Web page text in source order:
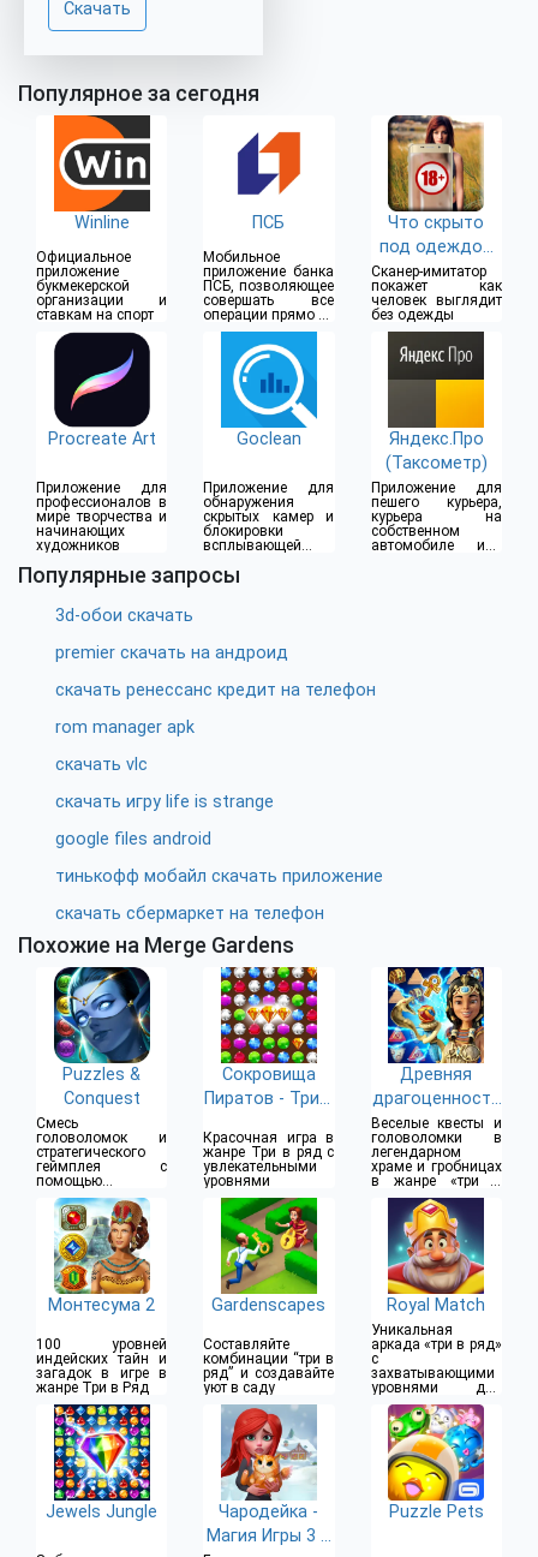
Скачать
Популярное за сегодня
Winline
Официальное
приложение
букмекерской
организации и
ставкам на спорт
ПСБ
Мобильное
приложение банка
ПСБ, позволяющее
совершать все
операции прямо из
дома
Что скрыто
под одеждой
(18+)
Сканер-имитатор
покажет как
человек выглядит
без одежды
Procreate Art
Приложение для
профессионалов в
мире творчества и
начинающих
художников
Goclean
Приложение для
обнаружения
скрытых камер и
блокировки
всплывающей
Яндекс.Про
(Таксометр)
Приложение для
пешего курьера,
курьера на
собственном
автомобиле или
Популярные запросы
3d-обои скачать
premier скачать на андроид
скачать ренессанс кредит на телефон
rom manager apk
скачать vlc
скачать игру life is strange
google files android
тинькофф мобайл скачать приложение
скачать сбермаркет на телефон
Похожие на Merge Gardens
Puzzles &
Conquest
Смесь
головоломок и
стратегического
геймплея с
помощью
комбинаций «3 в
ряд»
Сокровища
Пиратов - Три в
Красочная игра в
жанре Три в ряд с
увлекательными
уровнями
Древняя
драгоценность
: храм
сокровищ
Веселые квесты и
головоломки в
легендарном
храме и гробницах
в жанре «три в
ряд»
Монтесума 2
100 уровней
индейских тайн и
загадок в игре в
жанре Три в Ряд
Gardenscapes
Составляйте
комбинации “три в
ряд” и создавайте
уют в саду
Royal Match
Уникальная
аркада «три в ряд»
с
захватывающими
уровнями для
новичков и
опытных игроков
Jewels Jungle
Чародейка -
Магия Игры 3 в
Puzzle Pets